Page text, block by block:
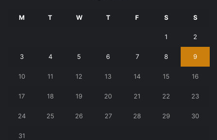
M T W T F S S
1 2
3 4 5 6 7 8 9
10 11 12 13 14 15 16
17 18 19 20 21 22 23
24 25 26 27 28 29 30
31